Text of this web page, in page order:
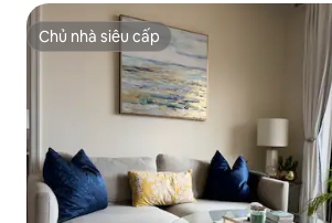
Chủ nhà siêu cấp
Chủ nhà siêu cấp